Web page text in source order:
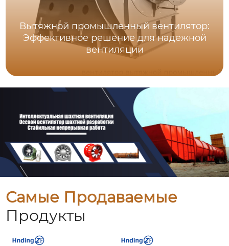
Вытяжной промышленный вентилятор:
Эффективное решение для надежной
вентиляции
Самые Продаваемые
Продукты